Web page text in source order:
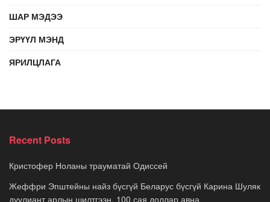
ШАР МЭДЭЭ
ЭРҮҮЛ МЭНД
ЯРИЛЦЛАГА
Recent Posts
Кристофер Ноланы трауматай Одиссей
Жеффри Эпштейны найз бүсгүй Беларус бүсгүй Карина Шуляк
дуулиант арлын шилтгээн, 100 сая доллар авна